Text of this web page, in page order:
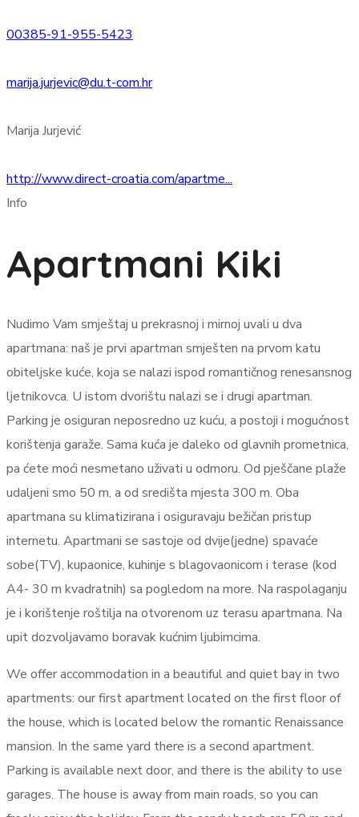
00385-91-955-5423
marija.jurjevic@du.t-com.hr
Marija Jurjević
http://www.direct-croatia.com/apartme...
Info
Apartmani Kiki
Nudimo Vam smještaj u prekrasnoj i mirnoj uvali u dva
apartmana: naš je prvi apartman smješten na prvom katu
obiteljske kuće, koja se nalazi ispod romantičnog renesansnog
ljetnikovca. U istom dvorištu nalazi se i drugi apartman.
Parking je osiguran neposredno uz kuću, a postoji i mogućnost
korištenja garaže. Sama kuća je daleko od glavnih prometnica,
pa ćete moći nesmetano uživati u odmoru. Od pješčane plaže
udaljeni smo 50 m, a od središta mjesta 300 m. Oba
apartmana su klimatizirana i osiguravaju bežičan pristup
internetu. Apartmani se sastoje od dvije(jedne) spavaće
sobe(TV), kupaonice, kuhinje s blagovaonicom i terase (kod
A4- 30 m kvadratnih) sa pogledom na more. Na raspolaganju
je i korištenje roštilja na otvorenom uz terasu apartmana. Na
upit dozvoljavamo boravak kućnim ljubimcima.
We offer accommodation in a beautiful and quiet bay in two
apartments: our first apartment located on the first floor of
the house, which is located below the romantic Renaissance
mansion. In the same yard there is a second apartment.
Parking is available next door, and there is the ability to use
garages. The house is away from main roads, so you can